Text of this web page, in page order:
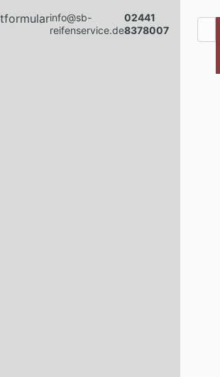
info@sb-
reifenservice.de
02441
8378007